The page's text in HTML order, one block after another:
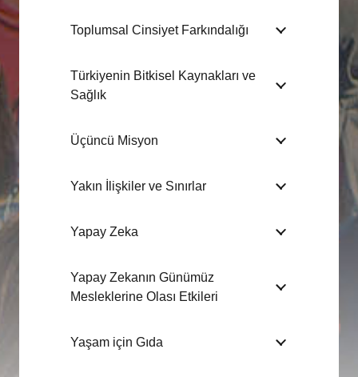
Toplumsal Cinsiyet Farkındalığı
Türkiyenin Bitkisel Kaynakları ve
Sağlık
Üçüncü Misyon
Yakın İlişkiler ve Sınırlar
Yapay Zeka
Yapay Zekanın Günümüz
Mesleklerine Olası Etkileri
Yaşam için Gıda